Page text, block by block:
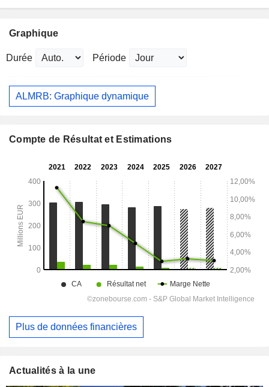
Graphique
Durée Période
ALMRB: Graphique dynamique
Compte de Résultat et Estimations
Plus de données financières
Actualités à la une